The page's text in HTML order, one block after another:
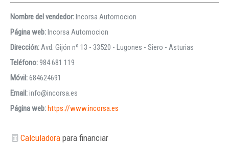
Nombre del vendedor:Incorsa Automocion
Página web:Incorsa Automocion
Dirección:Avd. Gijón nº 13 - 33520 - Lugones - Siero - Asturias
Teléfono:984 681 119
Móvil:684624691
Email:info@incorsa.es
Página web:https://www.incorsa.es
Calculadorapara financiar